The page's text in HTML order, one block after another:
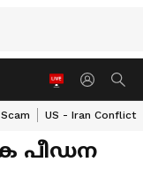
US - Iran Conflict
പീഡന